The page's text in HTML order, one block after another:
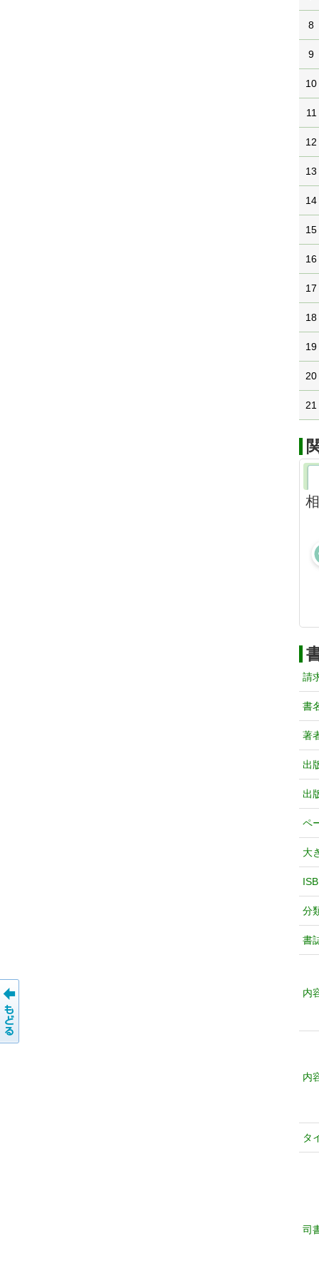
8
9
10
11
12
13
14
15
16
17
18
19
20
21
請
書
著
出
出
ペ
大
分
書
内
内
タ
司